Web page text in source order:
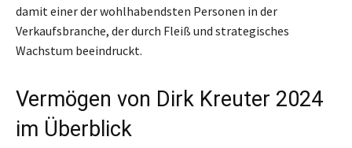
damit einer der wohlhabendsten Personen in der
Verkaufsbranche, der durch Fleiß und strategisches
Wachstum beeindruckt.
Vermögen von Dirk Kreuter 2024
im Überblick